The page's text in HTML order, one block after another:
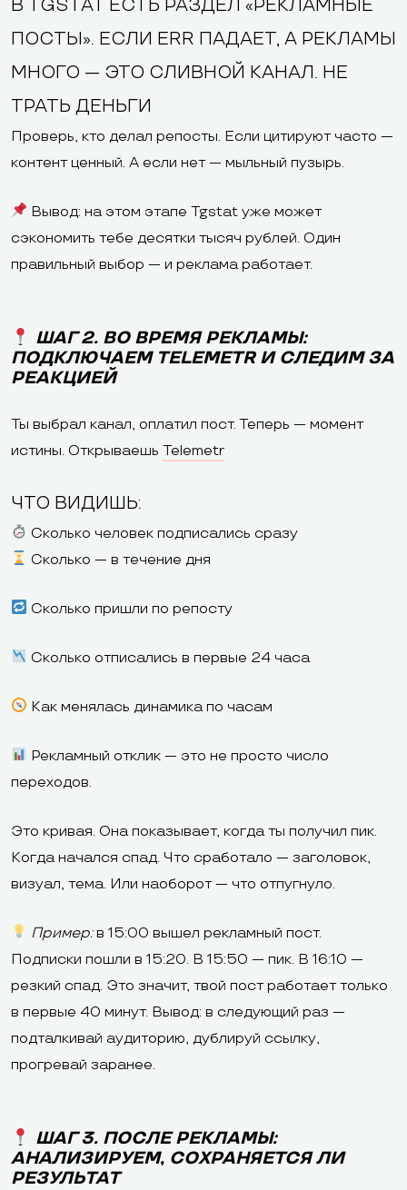
В TGSTAT ЕСТЬ РАЗДЕЛ «РЕКЛАМНЫЕ
ПОСТЫ». ЕСЛИ ERR ПАДАЕТ, А РЕКЛАМЫ
МНОГО — ЭТО СЛИВНОЙ КАНАЛ. НЕ
ТРАТЬ ДЕНЬГИ
Проверь, кто делал репосты. Если цитируют часто —
контент ценный. А если нет — мыльный пузырь.
Вывод: на этом этапе Tgstat уже может
сэкономить тебе десятки тысяч рублей. Один
правильный выбор — и реклама работает.
ШАГ 2. ВО ВРЕМЯ РЕКЛАМЫ:
ПОДКЛЮЧАЕМ TELEMETR И СЛЕДИМ ЗА
РЕАКЦИЕЙ
Ты выбрал канал, оплатил пост. Теперь — момент
истины. Открываешь Telemetr
ЧТО ВИДИШЬ:
Сколько человек подписались сразу
Сколько — в течение дня
Сколько пришли по репосту
Сколько отписались в первые 24 часа
Как менялась динамика по часам
Рекламный отклик — это не просто число
переходов.
Это кривая. Она показывает, когда ты получил пик.
Когда начался спад. Что сработало — заголовок,
визуал, тема. Или наоборот — что отпугнуло.
Пример:в 15:00 вышел рекламный пост.
Подписки пошли в 15:20. В 15:50 — пик. В 16:10 —
резкий спад. Это значит, твой пост работает только
в первые 40 минут. Вывод: в следующий раз —
подталкивай аудиторию, дублируй ссылку,
прогревай заранее.
ШАГ 3. ПОСЛЕ РЕКЛАМЫ:
АНАЛИЗИРУЕМ, СОХРАНЯЕТСЯ ЛИ
РЕЗУЛЬТАТ